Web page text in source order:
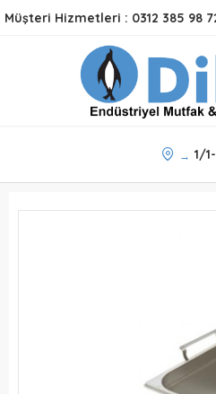
Müşteri Hizmetleri : 0312 385 98
1/